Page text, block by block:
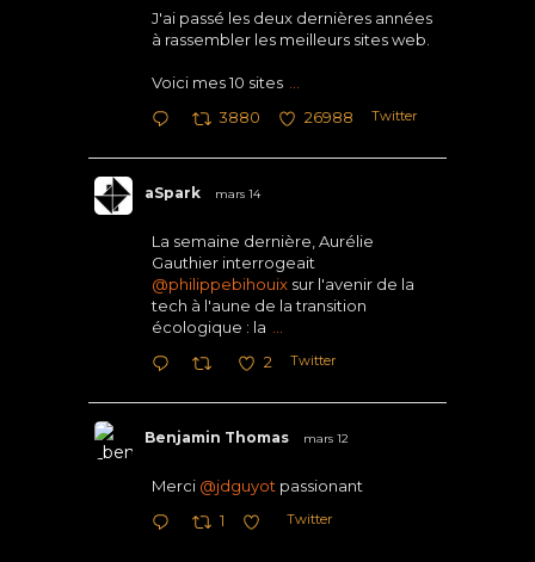
J'ai passé les deux dernières années
à rassembler les meilleurs sites web.
Voici mes 10 sites
3880 26988 Twitter
aSpark mars 14
La semaine dernière, Aurélie
Gauthier interrogeait
@philippebihouix sur l'avenir de la
tech à l'aune de la transition
écologique : la
2 Twitter
Benjamin Thomas mars 12
Merci @jdguyot passionant
1 Twitter